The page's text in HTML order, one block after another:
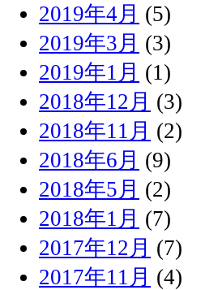
2019年4月 (5)
2019年3月 (3)
2019年1月 (1)
2018年12月 (3)
2018年11月 (2)
2018年6月 (9)
2018年5月 (2)
2018年1月 (7)
2017年12月 (7)
2017年11月 (4)